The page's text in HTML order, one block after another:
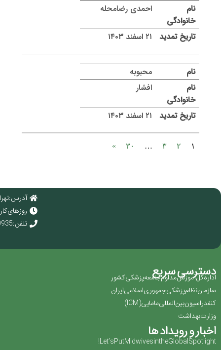
احمدی رضامحله
۲۱ اسفند ۱۴۰۳
محبوبه
افشار
۲۱ اسفند ۱۴۰۳
۱ ۲ ۳ … ۳۰ »
آدرس :
روز های کاری
تلفن : 02166920935
دسترسی سریع
اداره کل آموزش مداوم جامعه پزشکی کشور
سازمان نظام پزشکی جمهوری اسلامی ایران ‏
کنفدراسیون بین المللی مامایی(‏ICM‏)‏
وزارت بهداشت
اخبار و رویداد ها
Let’s Put Midwives in the Global Spotlight!